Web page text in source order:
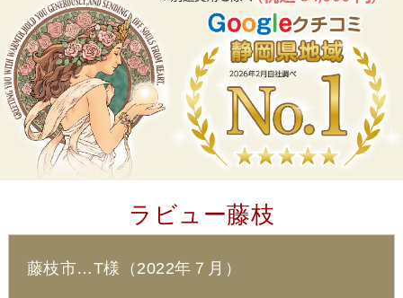
ラビュー藤枝
藤枝市…T様（2022年７月）